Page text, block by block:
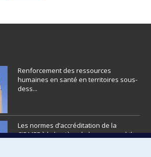
Renforcement des ressources
humaines en santé en territoires sous-
dess...
Les normes d’accréditation de la
CIDMEF à la lumière de la responsabil...